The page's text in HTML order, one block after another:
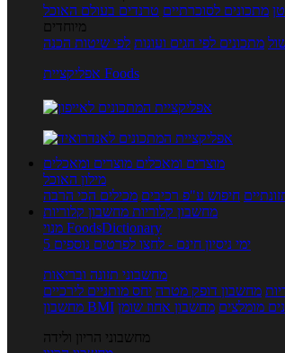
מתכונים לסוכרתיים טרנדים בעולם האוכל
מיוחדים
מתכונים לפי חגים ועונות לפי שיטות הכנה
אפליקציית Foods
מוצרים ומאכלים מוצרים ומאכלים
מילון האוכל
חיפוש ע"פ רכיבים מכילים הכי הרבה
מחשבון קלוריות מחשבון קלוריות
מנוי FoodsDictionary
5 ימי ניסיון חינם - לחצו לפרטים נוספים
מחשבוני תזונה ובריאות
מחשבון דופק מטרה יחס מותניים לירכיים
מחשבון BMI
מומלצים מחשבון אחוז שומן
מחשבוני הריון ולידה